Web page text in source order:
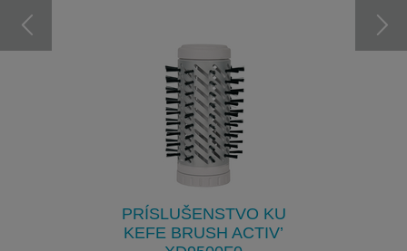
PRÍSLUŠENSTVO KU
KEFE BRUSH ACTIV’